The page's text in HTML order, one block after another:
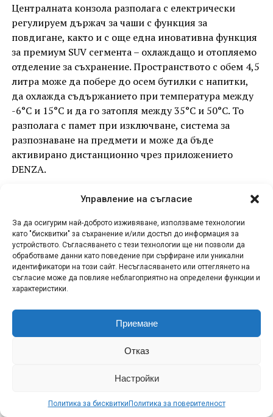
Управление на съгласие
За да осигурим най-доброто изживяване, използваме технологии
като "бисквитки" за съхранение и/или достъп до информация за
устройството. Съгласяването с тези технологии ще ни позволи да
обработваме данни като поведение при сърфиране или уникални
идентификатори на този сайт. Несъгласяването или оттеглянето на
съгласие може да повлияе неблагоприятно на определени функции и
характеристики.
Приемане
Отказ
Настройки
Политика за бисквитки Политика за поверителност
Централната конзола разполага с електрически
регулируем държач за чаши с функция за
повдигане, както и с още една иновативна функция
за премиум SUV сегмента – охлаждащо и отопляемо
отделение за съхранение. Пространството с обем 4,5
литра може да побере до осем бутилки с напитки,
да охлажда съдържанието при температура между
-6°C и 15°C и да го затопля между 35°C и 50°C. То
разполага с памет при изключване, система за
разпознаване на предмети и може да бъде
активирано дистанционно чрез приложението
DENZA.
Приложението може да се използва и за споделяне
отключване, заключване и стартиране на
автомобила. NFC дигиталният ключ на автомобила
работи без необходимост от мобилна мрежа и може
да се използва дори при нисък заряд на батерията
на телефона.
ADVERTISEMENT